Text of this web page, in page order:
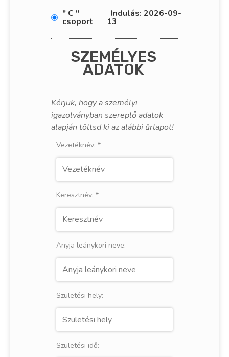
" C "
csoport
Indulás: 2026-09-
13
SZEMÉLYES
ADATOK
Kérjük, hogy a személyi
igazolványban szereplő adatok
alapján töltsd ki az alábbi űrlapot!
Vezetéknév: *
Keresztnév: *
Anyja leánykori neve:
Születési hely:
Születési idő: